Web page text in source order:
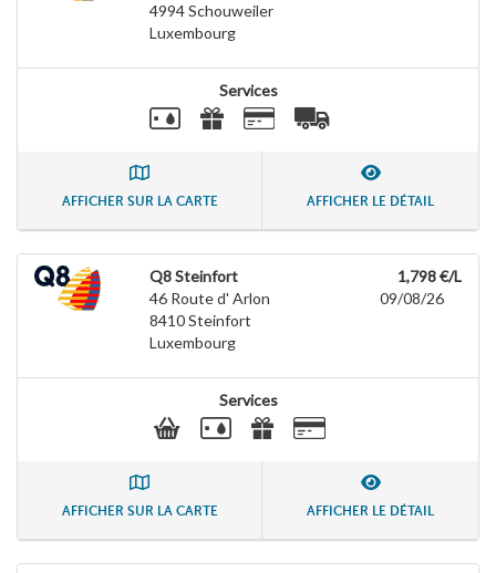
4994Schouweiler
Luxembourg
Services
AFFICHER SUR LA CARTE AFFICHER LE DÉTAIL
Q8 Steinfort
46 Route d' Arlon
8410Steinfort
Luxembourg
1,798 €/L
09/08/26
Services
AFFICHER SUR LA CARTE AFFICHER LE DÉTAIL